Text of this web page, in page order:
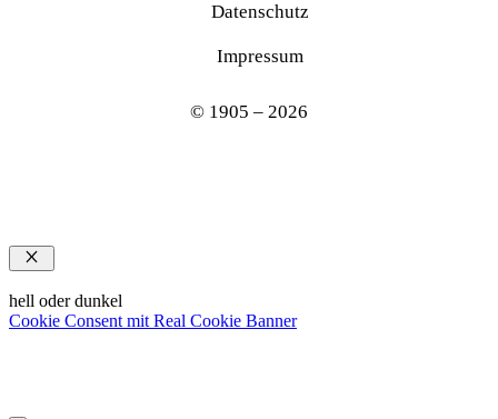
Datenschutz
Impressum
© 1905 – 2026
Schließen
hell oder dunkel
Cookie Consent mit Real Cookie Banner